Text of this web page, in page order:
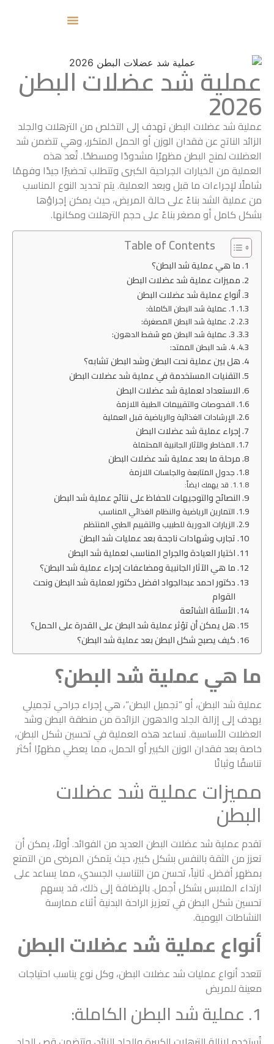
عملية شد عضلات البطن
2026
عملية شد عضلات البطن تهدف إلى التخلص من الترهلات والجلد
الزائد الناتج عن فقدان الوزن أو الحمل المتكرر، وهي تتضمن شد
العضلات لمنح البطن مظهرًا مشدودًا ومسطحًا. تُعد هذه
العملية من الخيارات الجراحية الكبرى وتتطلب تحضيرًا جيدًا وفهمًا
شاملًا لإجراءات ما قبل وبعد العملية. يتم تحديد النوع المناسب
من عملية الشد بناءً على حالة المريض، حيث يمكن إجراؤها
بشكل كامل أو مصغر بناءً على حجم الترهلات ومكانها.
Table of Contents
ما هي عملية شد البطن؟
مميزات عملية شد عضلات البطن
أنواع عملية شد عضلات البطن
1. عملية شد البطن الكاملة:
2. عملية شد البطن المصغرة:
3. عملية شد البطن مع شفط الدهون:
4. شد البطن الممتد:
هل بين عملية نحت البطن وشد البطن تشابه؟
التقنيات المستخدمة في عملية شد عضلات البطن
الاستعداد لعملية شد عضلات البطن
الفحوصات والتقييمات الطبية اللازمة
الإرشادات الغذائية والرياضية قبل العملية
إجراء عملية شد عضلات البطن
المخاطر والآثار الجانبية المحتملة
مرحلة ما بعد عملية شد عضلات البطن
جدول المتابعة والجلسات اللازمة
قد يهمك ايضاّ:
النصائح والتوجيهات للحفاظ على نتائج عملية شد البطن
التمارين الرياضية والنظام الغذائي المناسب
الزيارات الدورية للطبيب والتقييم الطبي المنتظم
تجارب وشهادات ناجحة بعد عمليات شد البطن
اختيار العيادة والجراح المناسب لعملية شد البطن
ما هي الآثار الجانبية ومضاعفات إجراء عملية شد البطن؟
دكتور احمد عبدالجواد افضل دكتور لعملية شد البطن ونحت
القوام
الأسئلة الشائعة
هل يمكن أن تؤثر عملية شد البطن على القدرة على الحمل؟
كيف يصبح شكل البطن بعد عملية شد البطن؟
ما هي عملية شد البطن؟
عملية شد البطن، أو “تجميل البطن”، هي إجراء جراحي تجميلي
يهدف إلى إزالة الجلد والدهون الزائدة من منطقة البطن وشد
العضلات الأساسية. تساعد هذه العملية في تحسين شكل البطن،
خاصة بعد فقدان الوزن الكبير أو الحمل، مما يعطي مظهرًا أكثر
تناسقًا وثباتًا
مميزات عملية شد عضلات
البطن
تقدم عملية شد عضلات البطن العديد من الفوائد. أولاً، يمكن أن
تعزز من الثقة بالنفس بشكل كبير، حيث يتمكن المرضى من التمتع
بمظهر أفضل. ثانياً، تحسن من التناسب الجسدي، مما يساعد على
ارتداء الملابس بشكل أجمل. بالإضافة إلى ذلك، قد يسهم
تحسين شكل البطن في تعزيز الراحة البدنية أثناء ممارسة
النشاطات اليومية.
أنواع عملية شد عضلات البطن
تتعدد أنواع عمليات شد عضلات البطن، وكل نوع يناسب احتياجات
معينة للمريض
1. عملية شد البطن الكاملة: